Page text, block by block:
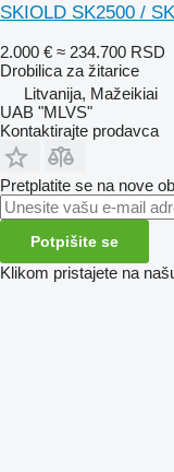
SKIOLD SK2500 /
2.000 € ≈ 234.700 RSD
Drobilica za žitarice
Litvanija, Mažeikiai
UAB "MLVS"
Kontaktirajte prodavca
Pretplatite se na nove
Potpišite se
Klikom pristajete na